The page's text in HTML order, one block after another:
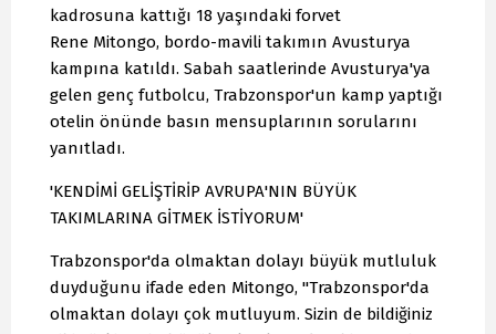
kadrosuna kattığı 18 yaşındaki forvet
Rene Mitongo, bordo-mavili takımın Avusturya
kampına katıldı. Sabah saatlerinde Avusturya'ya
gelen genç futbolcu, Trabzonspor'un kamp yaptığı
otelin önünde basın mensuplarının sorularını
yanıtladı.
'KENDİMİ GELİŞTİRİP AVRUPA'NIN BÜYÜK
TAKIMLARINA GİTMEK İSTİYORUM'
Trabzonspor'da olmaktan dolayı büyük mutluluk
duyduğunu ifade eden Mitongo, "Trabzonspor'da
olmaktan dolayı çok mutluyum. Sizin de bildiğiniz